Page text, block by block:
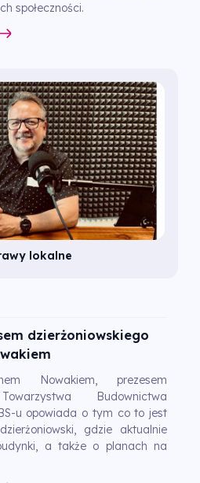
społeczności.
lokalne
dzierżoniowskiego
Nowakiem, prezesem
Budownictwa
u opowiada o tym co to jest
gdzie aktualnie
a także o planach na